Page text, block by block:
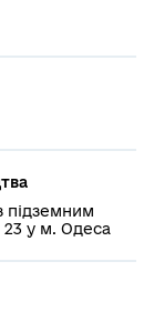
підземним
23 у м. Одеса